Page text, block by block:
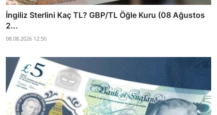
İngiliz Sterlini Kaç TL? GBP/TL Öğle Kuru (08 Ağustos
2...
08.08.2026 12:50